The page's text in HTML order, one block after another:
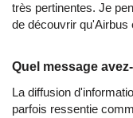
très pertinentes. Je
de découvrir qu'Airbus
Quel message
La diffusion
parfois ressentie